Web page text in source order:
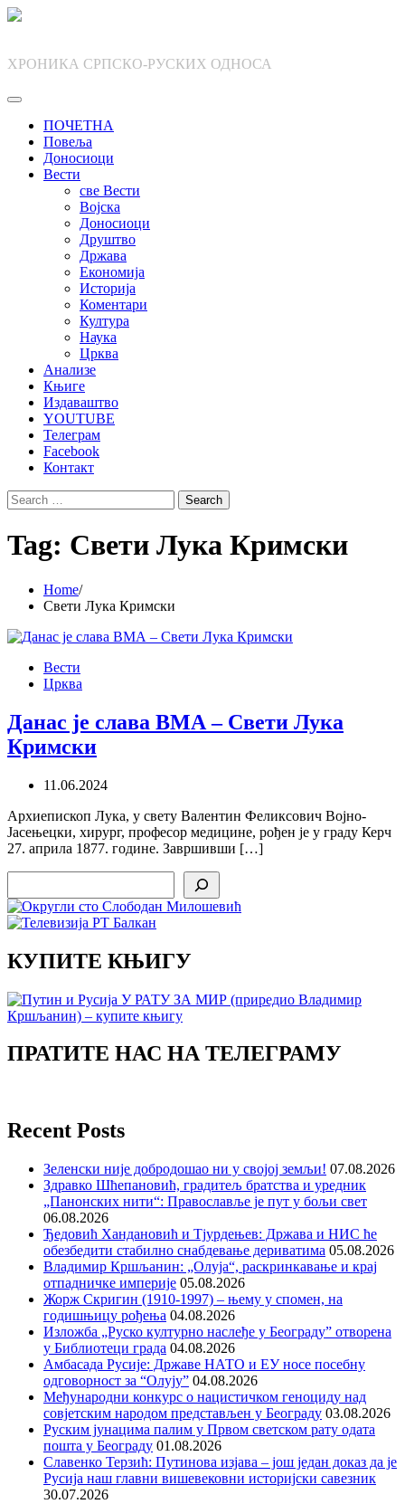
Skip
ХРОНИКА СРПСКО-РУСКИХ ОДНОСА
ПОЧЕТНА
Повеља
Доносиоци
Вести
све Вести
Војска
Доносиоци
Друштво
Држава
Економија
Историја
Коментари
Култура
Наука
Црква
Анализе
Књиге
Издаваштво
YOUTUBE
Телеграм
Facebook
Контакт
Search
for:
Tag: Свети Лука Кримски
Home
Свети Лука Кримски
Вести
Црква
Данас је слава ВМА – Свети Лука
Кримски
11.06.2024
Архиепископ Лука, у свету Валентин Феликсович Војно-
Јасењецки, хирург, професор медицине, рођен је у граду Керч
27. априла 1877. године. Завршивши […]
КУПИТЕ КЊИГУ
ПРАТИТЕ НАС НА ТЕЛЕГРАМУ
Recent Posts
Зеленски није добродошао ни у својој земљи! 07.08.2026
Здравко Шћепановић, градитељ братства и уредник
„Панонских нити“: Православље је пут у бољи свет
06.08.2026
Ђедовић Хандановић и Тјурдењев: Држава и НИС ће
обезбедити стабилно снабдевање дериватима 05.08.2026
Владимир Кршљанин: „Олуја“, раскринкавање и крај
отпадничке империје 05.08.2026
Жорж Скригин (1910-1997) – њему у спомен, на
годишњицу рођења 04.08.2026
Изложба „Руско културно наслеђе у Београду” отворена
у Библиотеци града 04.08.2026
Амбасада Русије: Државе НАТО и ЕУ носе посебну
одговорност за “Олују” 04.08.2026
Међународни конкурс о нацистичком геноциду над
совјетским народом представљен у Београду 03.08.2026
Руским јунацима палим у Првом светском рату одата
пошта у Београду 01.08.2026
Славенко Терзић: Путинова изјава – још један доказ да је
Русија наш главни вишевековни историјски савезник
30.07.2026